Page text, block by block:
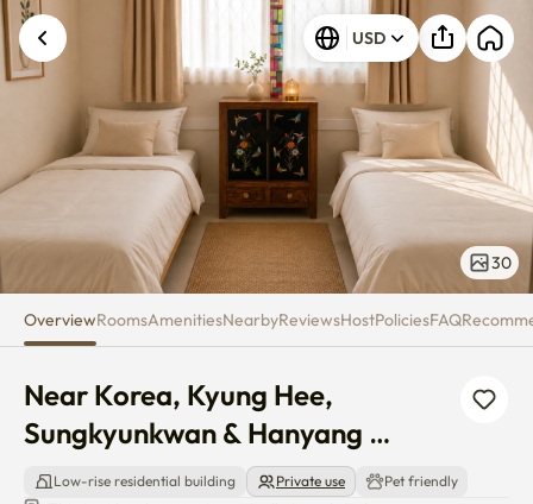
Near Korea, Kyung Hee,
USD
30
OverviewRoomsAmenitiesNearbyReviewsHostPoliciesFAQ
Near Korea, Kyung Hee,
Sungkyunkwan & Hanyang
University
Low-rise residential building Private use Pet friendly